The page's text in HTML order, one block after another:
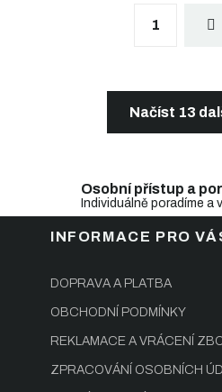
v
l
í
p
r
p
i
s
Načíst 13
k
v
á
1
Osobní přístup a
Individuálně poradíme a
INFORMACE PRO
DOPRAVA A PLATBA
OBCHODNÍ PODMÍNKY
REKLAMACE A VRÁCENÍ
ZPRACOVÁNÍ OSOBNÍCH